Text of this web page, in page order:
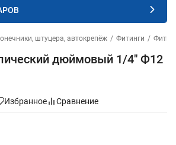
штуцера, автокрепёж / Фитинги /
дюймовый 1/4" Ф12
Избранное Сравнение